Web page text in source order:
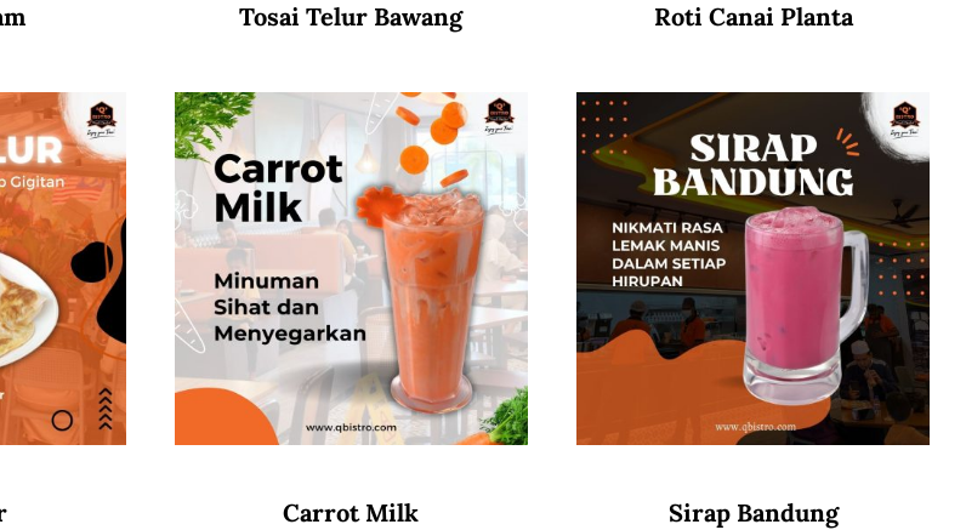
Tosai Telur Bawang Roti Canai Planta
Carrot Milk Sirap Bandung